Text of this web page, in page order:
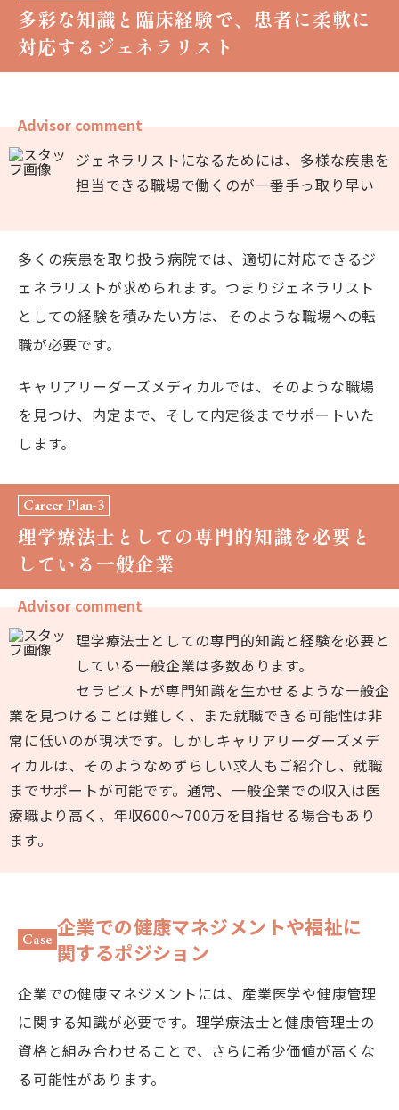
多彩な知識と臨床経験で、患者に柔軟に
対応するジェネラリスト
Advisor comment
ジェネラリストになるためには、多様な疾患を
担当できる職場で働くのが一番手っ取り早い
多くの疾患を取り扱う病院では、適切に対応できるジ
ェネラリストが求められます。つまりジェネラリスト
としての経験を積みたい方は、そのような職場への転
職が必要です。
キャリアリーダーズメディカルでは、そのような職場
を見つけ、内定まで、そして内定後までサポートいた
します。
Career Plan-3
理学療法士としての専門的知識を必要と
している一般企業
Advisor comment
理学療法士としての専門的知識と経験を必要と
している一般企業は多数あります。
セラピストが専門知識を生かせるような一般企
業を見つけることは難しく、また就職できる可能性は非
常に低いのが現状です。しかしキャリアリーダーズメデ
ィカルは、そのようなめずらしい求人もご紹介し、就職
までサポートが可能です。通常、一般企業での収入は医
療職より高く、年収600～700万を目指せる場合もあり
ます。
Case 企業での健康マネジメントや福祉に
関するポジション
企業での健康マネジメントには、産業医学や健康管理
に関する知識が必要です。理学療法士と健康管理士の
資格と組み合わせることで、さらに希少価値が高くな
る可能性があります。